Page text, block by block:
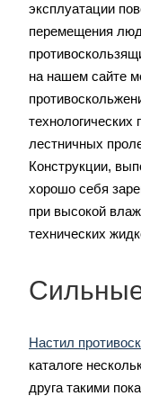
эксплуатации
перемещения
на нашем сайте
лестничных
Конструкции,
хорошо себя
при высокой
технических
Настил
каталоге
друга такими